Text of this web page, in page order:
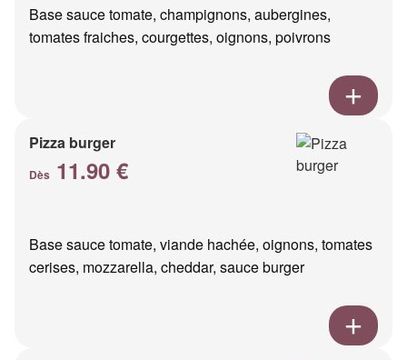
Base sauce tomate, champignons, aubergines,
tomates fraiches, courgettes, oignons, poivrons
Pizza burger
Dès 11.90 €
Base sauce tomate, viande hachée, oignons, tomates
cerises, mozzarella, cheddar, sauce burger